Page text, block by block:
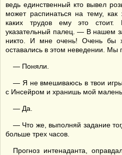
ведь единственный кто вывел
может распинаться на тему,
каких трудов ему это
указательный палец. — В нашем
никто. И мне очень! Очень бы
оставались в этом неведении. Мы
— Поняли.
— Я не вмешиваюсь в твои
с Инсейром и хранишь мой
— Да.
— Что же, выполняй задание
больше трех часов.
Прогноз интенаданта,